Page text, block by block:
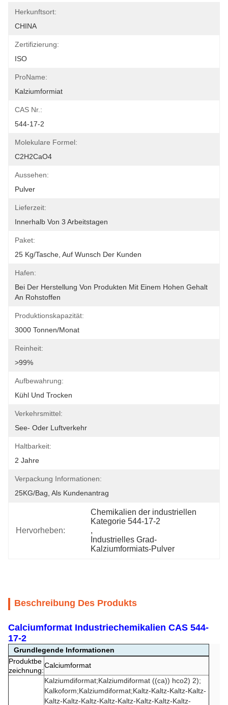
Herkunftsort:
CHINA
Zertifizierung:
ISO
ProName:
Kalziumformiat
CAS Nr.:
544-17-2
Molekulare Formel:
C2H2CaO4
Aussehen:
Pulver
Lieferzeit:
Innerhalb Von 3 Arbeitstagen
Paket:
25 Kg/Tasche, Auf Wunsch Der Kunden
Hafen:
Bei Der Herstellung Von Produkten Mit Einem Hohen Gehalt
An Rohstoffen
Produktionskapazität:
3000 Tonnen/Monat
Reinheit:
>99%
Aufbewahrung:
Kühl Und Trocken
Verkehrsmittel:
See- Oder Luftverkehr
Haltbarkeit:
2 Jahre
Verpackung Informationen:
25KG/bag, Als Kundenantrag
Hervorheben:
Chemikalien der industriellen
Kategorie 544-17-2
,
Industrielles Grad-
Kalziumformiats-Pulver
Beschreibung Des Produkts
Calciumformat Industriechemikalien CAS 544-
17-2
Grundlegende Informationen
Produktbe
zeichnung:
Calciumformat
Kalziumdiformat;Kalziumdiformat ((ca)) hco2) 2);
Kalkoform;Kalziumdiformat;Kaltz-Kaltz-Kaltz-Kaltz-
Kaltz-Kaltz-Kaltz-Kaltz-Kaltz-Kaltz-Kaltz-Kaltz-